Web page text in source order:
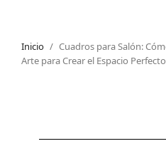
Inicio
Cuadros para Salón:
Arte para Crear el Espacio Perfecto